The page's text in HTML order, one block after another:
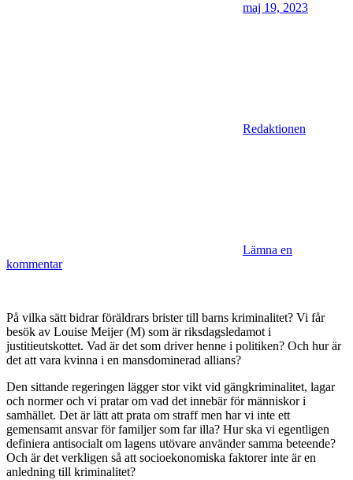
maj 19, 2023
Redaktionen
Lämna en
kommentar
På vilka sätt bidrar föräldrars brister till barns kriminalitet? Vi får
besök av Louise Meijer (M) som är riksdagsledamot i
justitieutskottet. Vad är det som driver henne i politiken? Och hur är
det att vara kvinna i en mansdominerad allians?
Den sittande regeringen lägger stor vikt vid gängkriminalitet, lagar
och normer och vi pratar om vad det innebär för människor i
samhället. Det är lätt att prata om straff men har vi inte ett
gemensamt ansvar för familjer som far illa? Hur ska vi egentligen
definiera antisocialt om lagens utövare använder samma beteende?
Och är det verkligen så att socioekonomiska faktorer inte är en
anledning till kriminalitet?